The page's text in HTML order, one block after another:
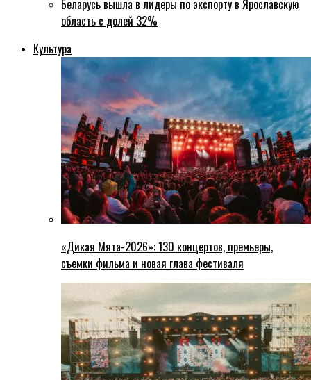
Беларусь вышла в лидеры по экспорту в Ярославскую
область с долей 32%
Культура
«Дикая Мята-2026»: 130 концертов, премьеры,
съемки фильма и новая глава фестиваля